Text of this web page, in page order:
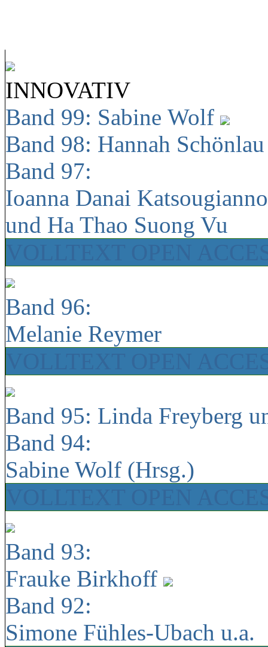
INNOVATIV
Band 99: Sabine Wolf
Band 98: Hannah
Band 97:
Ioanna Danai
und Ha Thao Suong Vu
Band 96:
Melanie Reymer
Band 95: Linda Freyberg
Band 94:
Sabine Wolf (Hrsg.)
Band 93:
Frauke Birkhoff
Band 92:
Simone Fühles-Ubach u.a.